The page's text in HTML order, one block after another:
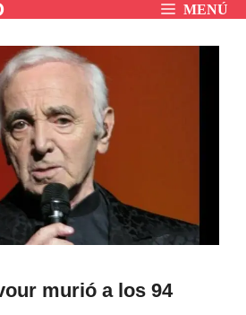
MENÚ
murió a los 94